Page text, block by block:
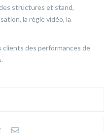
structures et stand,
la régie vidéo, la
clients des performances de